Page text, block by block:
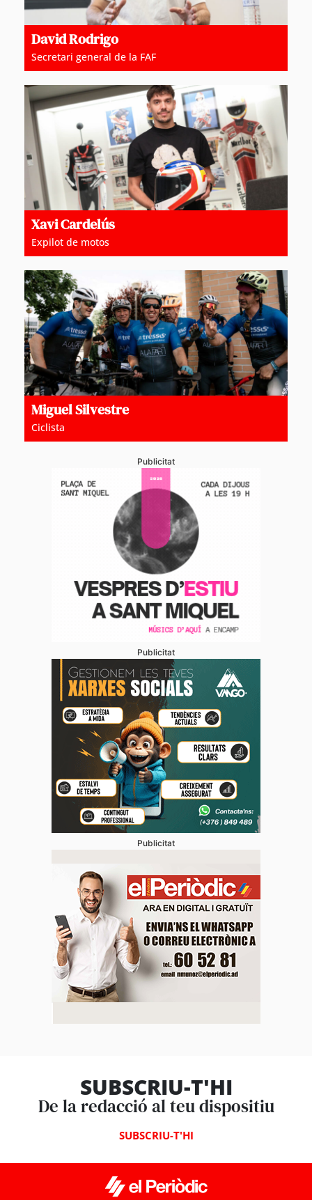
David Rodrigo
Secretari general de la FAF
Xavi Cardelús
Expilot de motos
Miguel Silvestre
Ciclista
Publicitat
Publicitat
Publicitat
SUBSCRIU-T'HI
De la redacció al teu dispositiu
SUBSCRIU-T'HI